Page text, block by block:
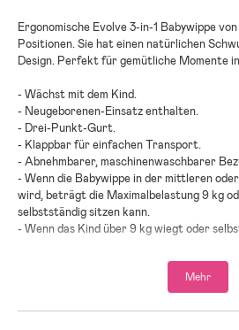
Ergonomische Evolve 3-in-1 Babywippe
Positionen. Sie hat einen natürlichen
Design. Perfekt für gemütliche Momente
- Wächst mit dem Kind.
- Neugeborenen-Einsatz enthalten.
- Drei-Punkt-Gurt.
- Klappbar für einfachen Transport.
- Abnehmbarer, maschinenwaschbarer
- Wenn die Babywippe in der mittleren
wird, beträgt die Maximalbelastung 9 kg
selbstständig sitzen kann.
- Wenn das Kind über 9 kg wiegt oder
- Altersempfehlung: ab Geburt.
- Platz 3 in der Kategorie Testsieger
Mehr